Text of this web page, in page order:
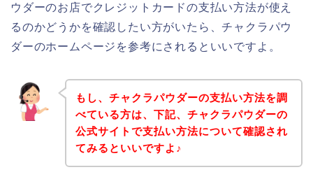
ウダーのお店でクレジットカードの支払い方法が使え
るのかどうかを確認したい方がいたら、チャクラパウ
ダーのホームページを参考にされるといいですよ。
もし、チャクラパウダーの支払い方法を調
べている方は、下記、チャクラパウダーの
公式サイトで支払い方法について確認され
てみるといいですよ♪